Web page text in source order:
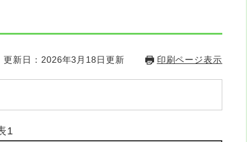
更新日：2026年3月18日更新 印刷ページ表示
1